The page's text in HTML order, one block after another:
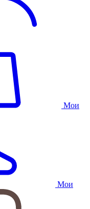
Мои
Мои